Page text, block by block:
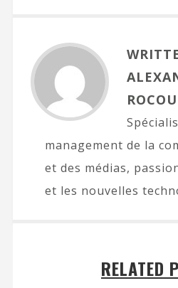
management de la
et des médias,
et les nouvelles
RELATED